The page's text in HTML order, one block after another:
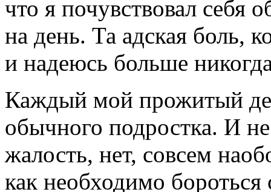
что я почувствовал
на день. Та адская боль,
и надеюсь больше
Каждый мой прожитый
обычного подростка. И
жалость, нет, совсем
как необходимо